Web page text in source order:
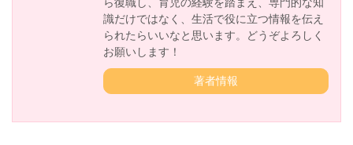
識だけではなく、生活で役に立つ情報を伝え
られたらいいなと思います。どうぞよろしく
お願いします！
著者情報